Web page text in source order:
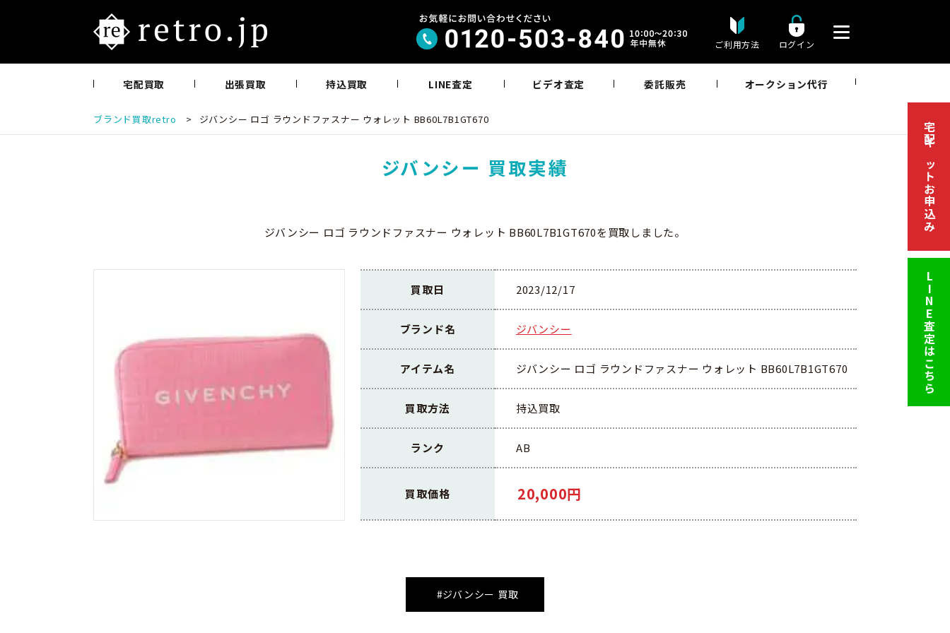
ご利用方法 ログイン
宅配買取 出張買取 持込買取 LINE査定 ビデオ査定 委託販売 オークション代行
ブランド買取retro > ジバンシー ロゴ ラウンドファスナー ウォレット BB60L7B1GT670
宅配キットお申込み
LINE査定はこちら
ジバンシー 買取実績
ジバンシー ロゴ ラウンドファスナー ウォレット BB60L7B1GT670を買取しました。
買取日 2023/12/17
ブランド名 ジバンシー
アイテム名 ジバンシー ロゴ ラウンドファスナー ウォレット BB60L7B1GT670
買取方法 持込買取
ランク AB
買取価格 20,000円
#ジバンシー 買取